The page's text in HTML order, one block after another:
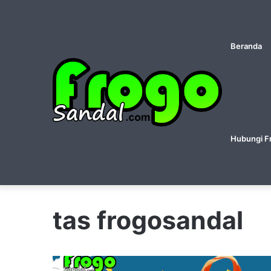
Beranda
Hubungi
tas frogosandal